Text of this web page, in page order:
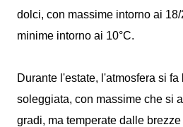
dolci, con massime intorno ai
minime intorno ai 10°C.
Durante l'estate, l'atmosfera si fa
soleggiata, con massime che si
gradi, ma temperate dalle brezze